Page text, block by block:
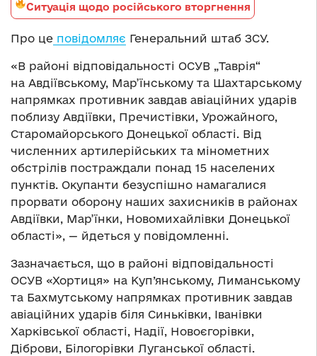
Ситуація щодо російського вторгнення
Про це повідомляє Генеральний штаб ЗСУ.
«В районі відповідальності ОСУВ „Таврія“
на Авдіївському, Мар’їнському та Шахтарському
напрямках противник завдав авіаційних ударів
поблизу Авдіївки, Пречистівки, Урожайного,
Старомайорського Донецької області. Від
численних артилерійських та мінометних
обстрілів постраждали понад 15 населених
пунктів. Окупанти безуспішно намагалися
прорвати оборону наших захисників в районах
Авдіївки, Мар’їнки, Новомихайлівки Донецької
області», — йдеться у повідомленні.
Зазначається, що в районі відповідальності
ОСУВ «Хортиця» на Куп’янському, Лиманському
та Бахмутському напрямках противник завдав
авіаційних ударів біля Синьківки, Іванівки
Харківської області, Надії, Новоєгорівки,
Діброви, Білогорівки Луганської області.